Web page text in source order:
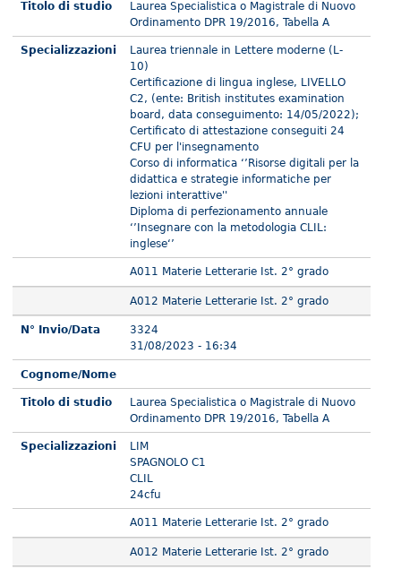
Titolo di studio
Laurea Specialistica o Magistrale di Nuovo
Ordinamento DPR 19/2016, Tabella A
Specializzazioni
Laurea triennale in Lettere moderne (L-
10)
Certificazione di lingua inglese, LIVELLO
C2, (ente: British institutes examination
board, data conseguimento: 14/05/2022);
Certificato di attestazione conseguiti 24
CFU per l'insegnamento
Corso di informatica ‘’Risorse digitali per la
didattica e strategie informatiche per
lezioni interattive''
Diploma di perfezionamento annuale
‘’Insegnare con la metodologia CLIL:
inglese‘’
A011 Materie Letterarie Ist. 2° grado
A012 Materie Letterarie Ist. 2° grado
N° Invio/Data
3324
31/08/2023 - 16:34
Cognome/Nome
Titolo di studio
Laurea Specialistica o Magistrale di Nuovo
Ordinamento DPR 19/2016, Tabella A
Specializzazioni
LIM
SPAGNOLO C1
CLIL
24cfu
A011 Materie Letterarie Ist. 2° grado
A012 Materie Letterarie Ist. 2° grado